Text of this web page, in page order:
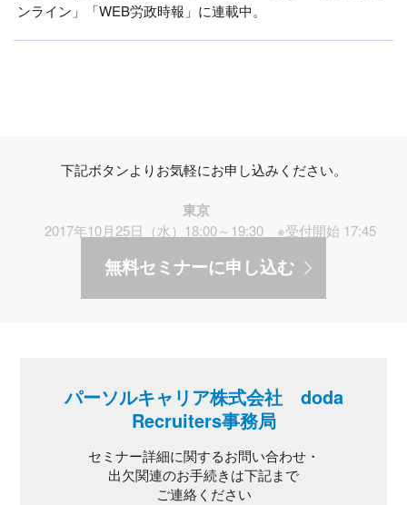
ンライン」「WEB労政時報」に連載中。
下記ボタンよりお気軽にお申し込みください。
東京
2017年10月25日（水）18:00～19:30 ※受付開始 17:45
無料セミナーに申し込む
パーソルキャリア株式会社 doda
Recruiters事務局
セミナー詳細に関するお問い合わせ・
出欠関連のお手続きは下記まで
ご連絡ください